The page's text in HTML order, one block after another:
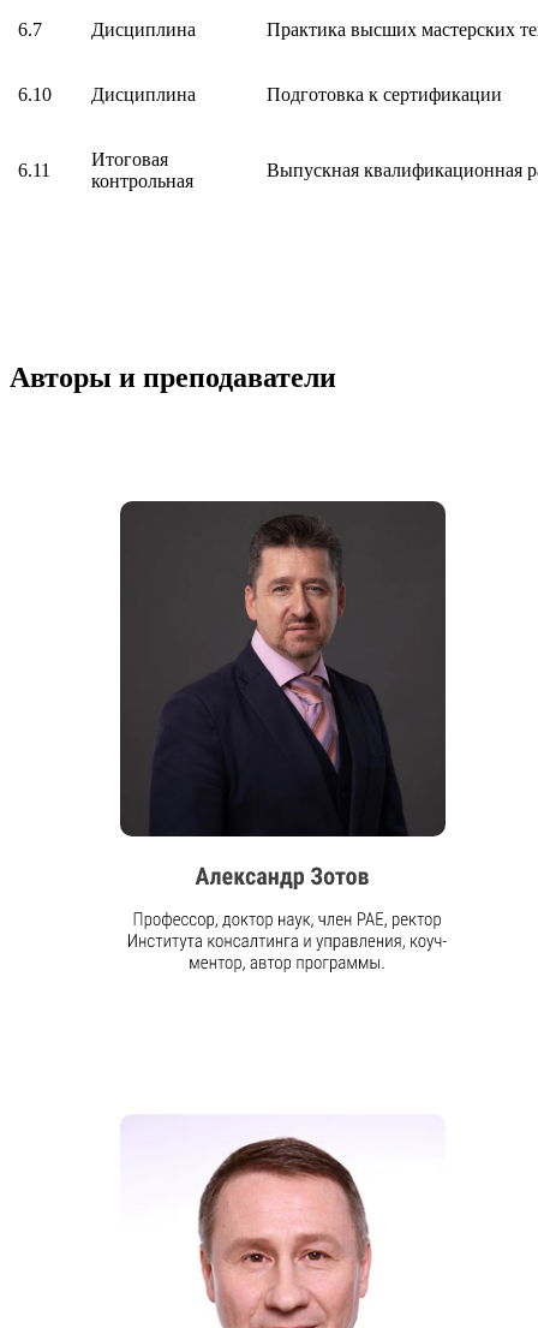
6.7 Дисциплина Практика высших мастерских
6.10 Дисциплина Подготовка к сертификации
6.11
Итоговая
контрольная
Выпускная квалификационная
Авторы и преподаватели